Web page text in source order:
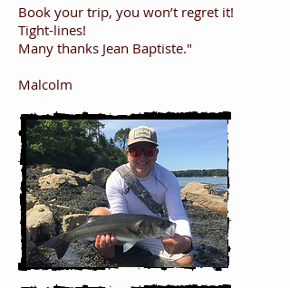
Book your trip, you won’t regret it!
Tight-lines!
Many thanks Jean Baptiste."
Malcolm